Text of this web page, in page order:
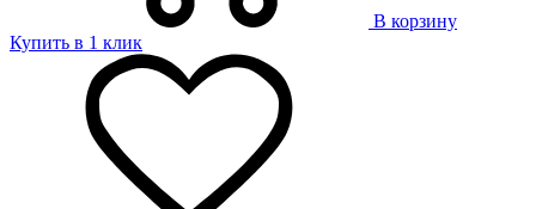
В корзину
Купить в 1 клик